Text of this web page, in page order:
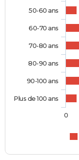
50-60 ans
60-70 ans
70-80 ans
80-90 ans
90-100 ans
Plus de 100 ans
0